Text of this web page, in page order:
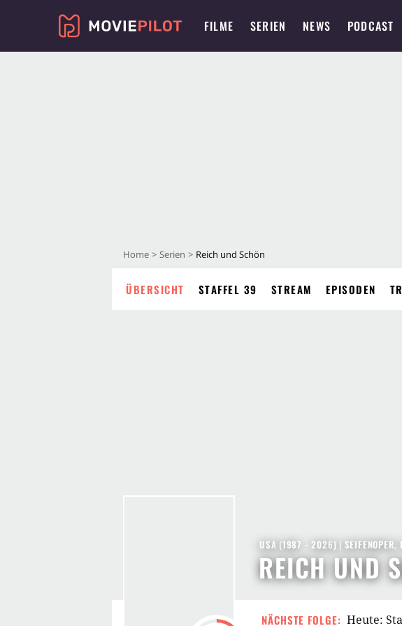
FILME SERIEN NEWS PODCAST
Home Serien Reich und Schön
ÜBERSICHT STAFFEL 39 STREAM EPISODEN
REICH UND
USA (1987 - 2026) | SEIFENOPER,
NÄCHSTE FOLGE: Heute: